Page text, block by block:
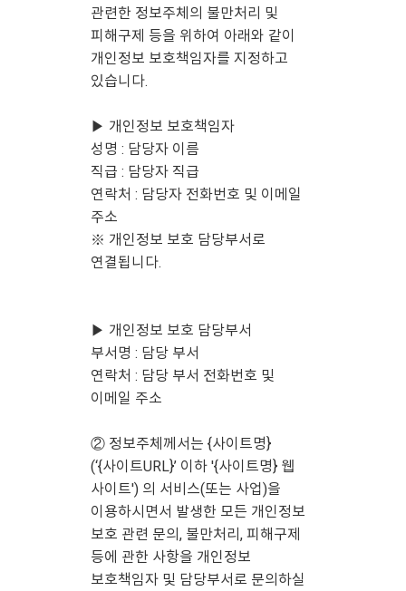
관련한 정보주체의 불만처리 및
피해구제 등을 위하여 아래와 같이
개인정보 보호책임자를 지정하고
있습니다.
▶ 개인정보 보호책임자
성명 : 담당자 이름
직급 : 담당자 직급
연락처 : 담당자 전화번호 및 이메일
주소
※ 개인정보 보호 담당부서로
연결됩니다.
▶ 개인정보 보호 담당부서
부서명 : 담당 부서
연락처 : 담당 부서 전화번호 및
이메일 주소
② 정보주체께서는 {사이트명}
(‘{사이트URL}’ 이하 '{사이트명} 웹
사이트') 의 서비스(또는 사업)을
이용하시면서 발생한 모든 개인정보
보호 관련 문의, 불만처리, 피해구제
등에 관한 사항을 개인정보
보호책임자 및 담당부서로 문의하실